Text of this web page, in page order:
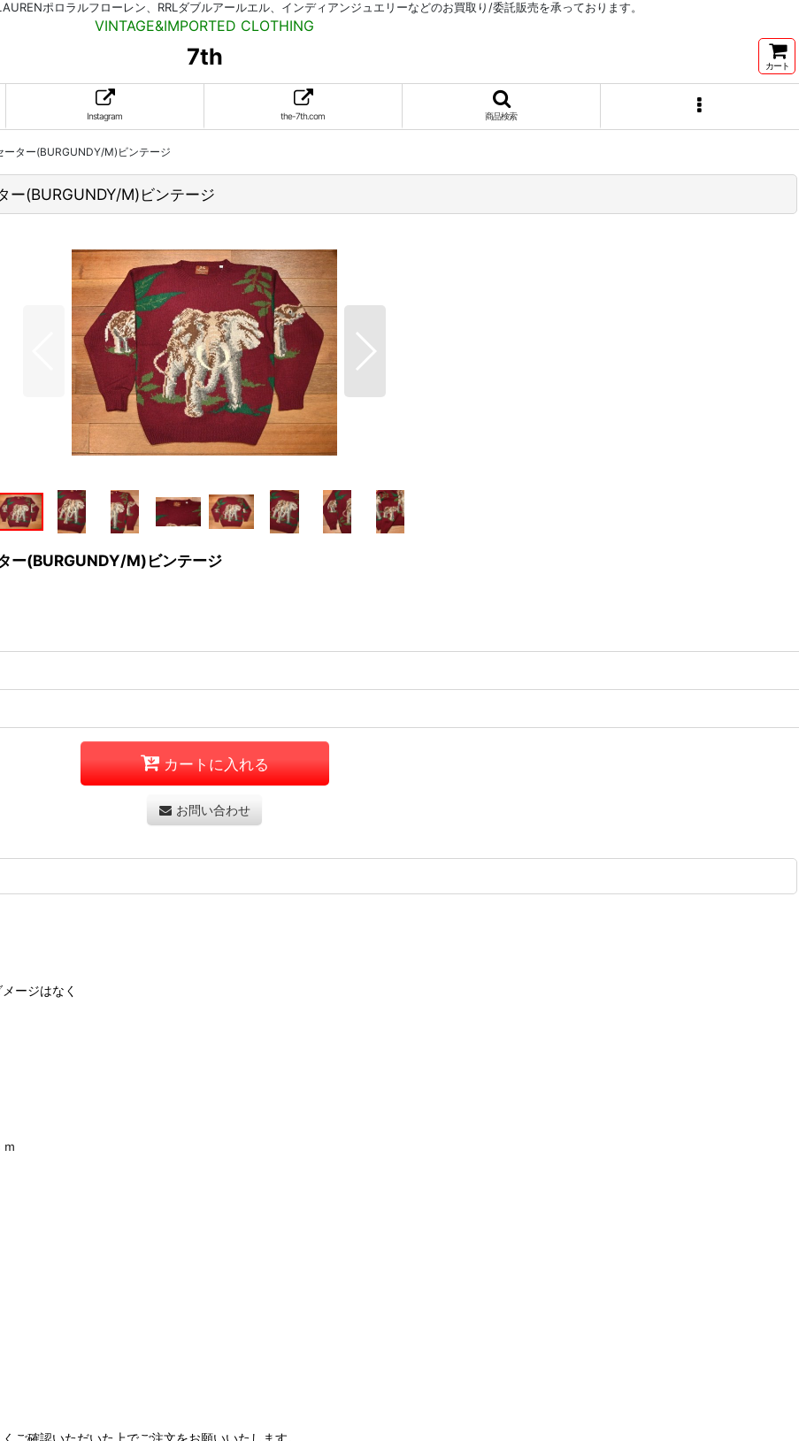
ポロラルフローレン、RRLダブルアールエル、インディアンジュエリーなどのお買取り/委託販売を承っております。
VINTAGE&IMPORTED CLOTHING
7th カート
Instagram the-7th.com 商品検索
ター(BURGUNDY/M)ビンテージ
ー(BURGUNDY/M)ビンテージ
ー(BURGUNDY/M)ビンテージ
カートに入れる
お問い合わせ
ージはなく
ご確認いただいた上でご注文をお願いいたします。